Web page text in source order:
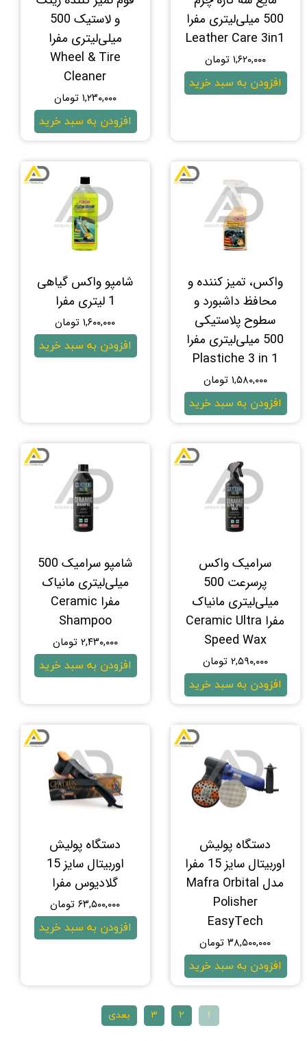
500 میلی‌لیتری مفرا
Leather Care 3in1
۱,۶۲۰,۰۰۰ تومان
افزودن به سبد خرید
و لاستيک 500
میلی‌لیتری مفرا
Wheel & Tire
Cleaner
۱,۲۳۰,۰۰۰ تومان
افزودن به سبد خرید
واکس، تمیز کننده و
محافظ داشبورد و
سطوح پلاستیکی
500 میلی‌لیتری مفرا
Plastiche 3 in 1
۱,۵۸۰,۰۰۰ تومان
افزودن به سبد خرید
شامپو واکس گیاهی
1 لیتری مفرا
۱,۶۰۰,۰۰۰ تومان
افزودن به سبد خرید
سرامیک واکس
پر‌سرعت 500
میلی‌لیتری مانیاک
مفرا Ceramic Ultra
Speed Wax
۲,۵۹۰,۰۰۰ تومان
افزودن به سبد خرید
شامپو سرامیک 500
میلی‌لیتری مانیاک
مفرا Ceramic
Shampoo
۲,۴۳۰,۰۰۰ تومان
افزودن به سبد خرید
دستگاه پولیش
اوربیتال سایز 15 مفرا
مدل Mafra Orbital
Polisher
EasyTech
۳۸,۵۰۰,۰۰۰ تومان
افزودن به سبد خرید
دستگاه پولیش
اوربیتال سایز 15
گلادیوس مفرا
۶۳,۵۰۰,۰۰۰ تومان
افزودن به سبد خرید
۱ ۲ ۳ بعدی